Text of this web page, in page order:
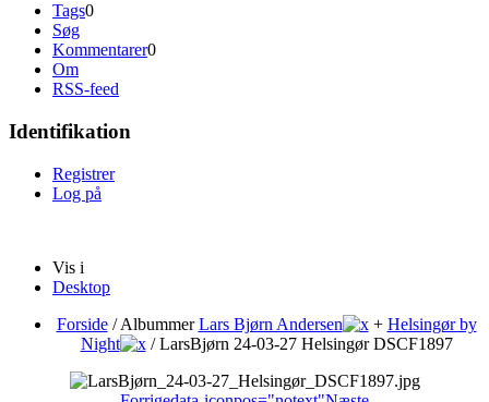
Tags0
Søg
Kommentarer0
Om
RSS-feed
Identifikation
Registrer
Log på
Vis i
Desktop
Forside/ AlbummerLars Bjørn Andersen + Helsingør by
Night
/LarsBjørn 24-03-27 Helsingør DSCF1897